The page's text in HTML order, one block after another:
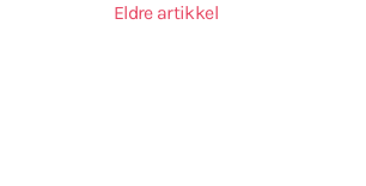
Eldre artikkel